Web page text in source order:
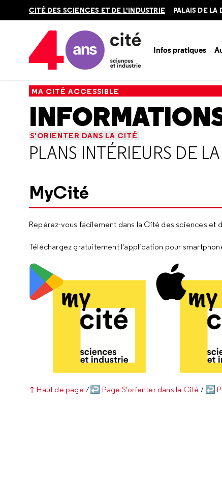
CITÉ DES SCIENCES ET DE L'INDUSTRIE PALAIS DE LA
Infos pratiques
Accueil Ma Cité accessible
MA CITÉ ACCESSIBLE
S'ORIENTER DANS LA CITÉ
PLANS INTÉRIEURS DE
MyCité
Repérez-vous facilement dans la Cité des sciences et
Téléchargez gratuitement l'application pour
↑ Haut de page / ↩ Page S'orienter dans la Cité / ↩